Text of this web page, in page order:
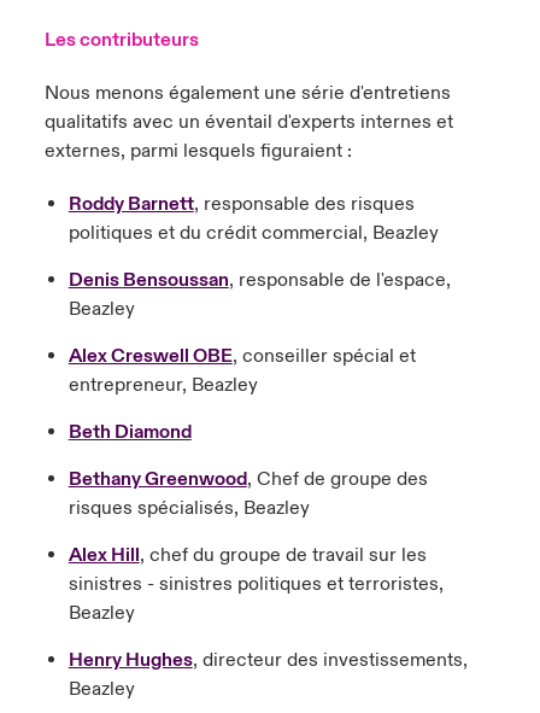
Les contributeurs
Nous menons également une série d'entretiens
qualitatifs avec un éventail d'experts internes et
externes, parmi lesquels figuraient :
Roddy Barnett, responsable des risques
politiques et du crédit commercial, Beazley
Denis Bensoussan, responsable de l'espace,
Beazley
Alex Creswell OBE, conseiller spécial et
entrepreneur, Beazley
Beth Diamond
Bethany Greenwood, Chef de groupe des
risques spécialisés, Beazley
Alex Hill, chef du groupe de travail sur les
sinistres - sinistres politiques et terroristes,
Beazley
Henry Hughes, directeur des investissements,
Beazley